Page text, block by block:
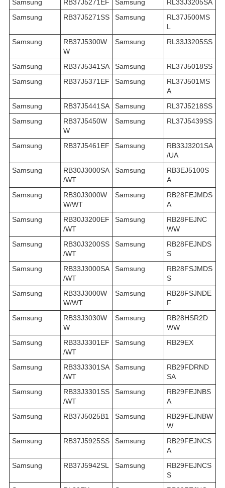
Samsung
RB37J5271EF Samsung
RL33J3205SA
Samsung
RB37J5271SS Samsung
RL37J500MS
L
Samsung
RB37J5300W
W
Samsung RL33J3205SS
Samsung RB37J5341SA Samsung
RL37J5018SS
Samsung
RB37J5371EF Samsung
RL37J501MS
A
Samsung
RB37J5441SA Samsung
RL37J5218SS
Samsung
RB37J5450W
W
Samsung RL37J5439SS
Samsung RB37J5461EF Samsung
RB33J3201SA
/UA
Samsung
RB30J3000SA
/WT
Samsung
RB3EJ5100S
A
Samsung
RB30J3000W
W/WT
Samsung
RB28FEJMDS
A
Samsung
RB30J3200EF
/WT
Samsung
RB28FEJNC
WW
Samsung
RB30J3200SS
/WT
Samsung
RB28FEJNDS
S
Samsung
RB33J3000SA
/WT
Samsung
RB28FSJMDS
S
Samsung
RB33J3000W
W/WT
Samsung
RB28FSJNDE
F
Samsung
RB33J3030W
W
Samsung
RB28HSR2D
WW
Samsung
RB33J3301EF
/WT
Samsung RB29EX
Samsung
RB33J3301SA
/WT
Samsung
RB29FDRND
SA
Samsung
RB33J3301SS
/WT
Samsung
RB29FEJNBS
A
Samsung
RB37J5025B1 Samsung
RB29FEJNBW
W
Samsung
RB37J5925SS Samsung
RB29FEJNCS
A
Samsung
RB37J5942SL Samsung
RB29FEJNCS
S